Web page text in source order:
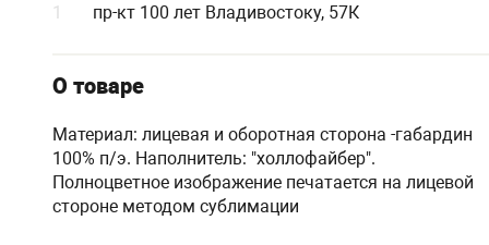
1 пр-кт 100 лет Владивостоку, 57К
О товаре
Материал: лицевая и оборотная сторона -габардин
100% п/э. Наполнитель: "холлофайбер".
Полноцветное изображение печатается на лицевой
стороне методом сублимации